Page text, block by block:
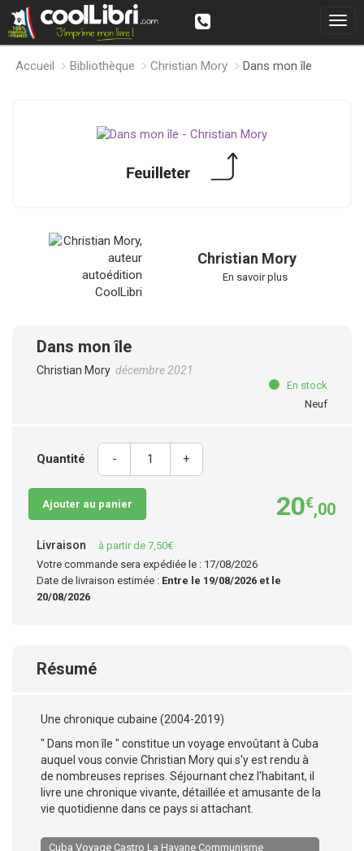
Accueil Bibliothèque Christian Mory Dans mon île
Christian Mory
En savoir plus
Dans mon île
Christian Mory décembre 2021
En stock
Neuf
Quantité - +
Ajouter au panier 20€,00
Livraison
à partir de 7,50€
Votre commande sera expédiée le : 17/08/2026
Date de livraison estimée : Entre le 19/08/2026 et le
20/08/2026
Résumé
Une chronique cubaine (2004-2019)
" Dans mon île " constitue un voyage envoûtant à Cuba
auquel vous convie Christian Mory qui s'y est rendu à
de nombreuses reprises. Séjournant chez l'habitant, il
livre une chronique vivante, détaillée et amusante de la
vie quotidienne dans ce pays si attachant.
Cuba Voyage Castro La Havane Communisme